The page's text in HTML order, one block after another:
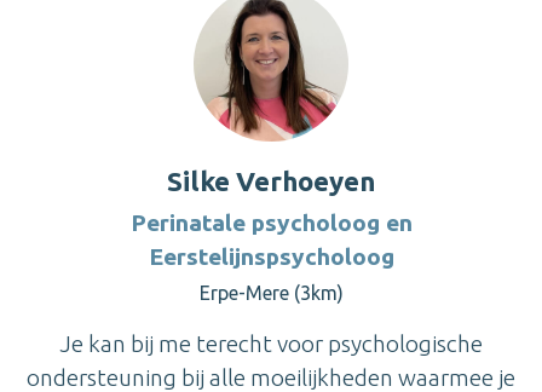
Silke Verhoeyen
Perinatale psycholoog en
Eerstelijnspsycholoog
Erpe-Mere (3km)
Je kan bij me terecht voor psychologische
ondersteuning bij alle moeilijkheden waarmee je